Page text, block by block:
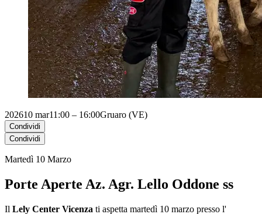
202610 mar11:00 – 16:00Gruaro (VE)
Condividi
Condividi
Martedì 10 Marzo
Porte Aperte Az. Agr. Lello Oddone ss
Il Lely Center Vicenza ti aspetta martedì 10 marzo presso l'